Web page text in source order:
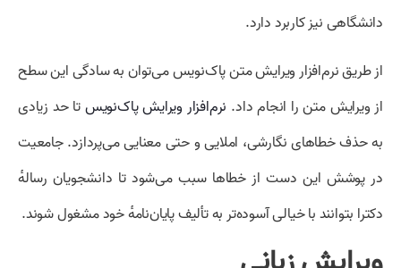
دانشگاهی نیز کاربرد دارد.
از طریق نرم‌افزار ویرایش متن پاک‌نویس می‌توان به سادگی این سطح
از ویرایش متن را انجام داد. نرم‌افزار ویرایش پاک‌نویستا حد زیادی
به حذف خطاهای نگارشی، املایی و حتی معنایی می‌پردازد. جامعیت
در پوشش این دست از خطاها سبب می‌شود تا دانشجویان رسالهٔ
دکترا بتوانند با خیالی آسوده‌تر به تألیف پایان‌نامهٔ خود مشغول شوند.